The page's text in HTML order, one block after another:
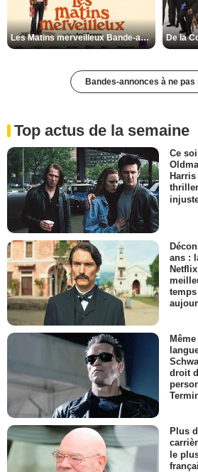
Les Matins merveilleux Bande-annonce VF
Bandes-annonces à ne pas
Top actus de la semaine
Ce
ans :
droit
Plus
le